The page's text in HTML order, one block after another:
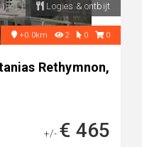
Logies & ontbijt
+0.0km 2 0 0
Rethymnon,
+/- € 465